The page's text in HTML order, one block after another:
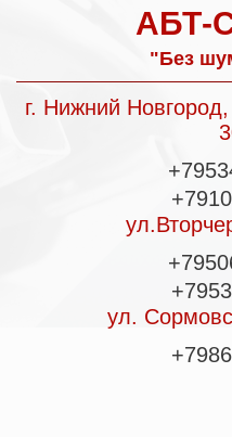
АБТ-
"Без
г. Нижний Новгород,
ул.